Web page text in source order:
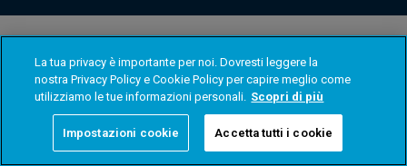
La tua privacy è importante per noi. Dovresti leggere la
nostra Privacy Policy e Cookie Policy per capire meglio come
utilizziamo le tue informazioni personali. Scopri di più
Impostazioni cookie Accetta tutti i cookie